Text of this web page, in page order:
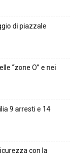
di piazzale
“zone O” e nei
9 arresti e 14
con la